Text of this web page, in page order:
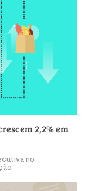
2,2% em
no